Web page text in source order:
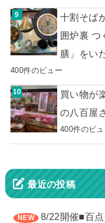
十割そば
囲炉裏 つ
膳」をい
400件のビュー
買い物が
の八百屋
400件のビ
最近の投稿
8/22開催■百